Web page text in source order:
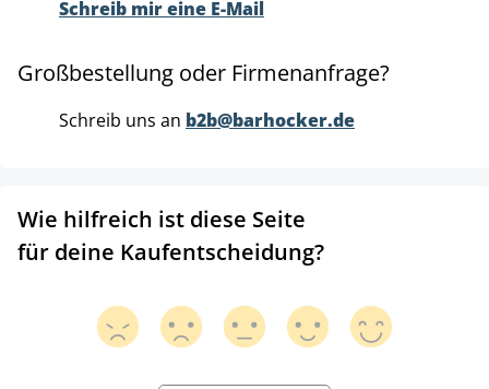
Schreib mir eine E-Mail
Großbestellung oder Firmenanfrage?
Schreib uns an b2b@barhocker.de
Wie hilfreich ist diese Seite
für deine Kaufentscheidung?